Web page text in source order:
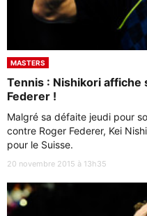
MASTERS
Tennis : Nishikori
Federer !
Malgré sa défaite jeudi pour
contre Roger Federer, Kei
pour le Suisse.
20 novembre 2015 à 13h35